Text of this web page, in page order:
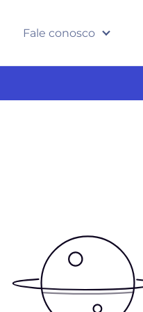
Fale conosco